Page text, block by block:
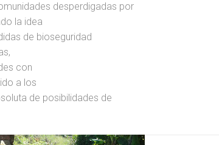
desperdigadas por
la idea
de bioseguridad
con
a los
de posibilidades de